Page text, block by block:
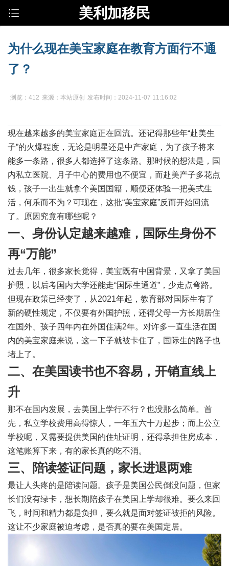
美利加移民
为什么现在美宝家庭在教育方面行不通
了？
浏览：412 来源：本站原创 发布时间：2024-11-07 11:16:02
现在越来越多的美宝家庭正在回流。还记得那些年“赴美生
子”的火爆程度，无论是明星还是中产家庭，为了孩子将来
能多一条路，很多人都选择了这条路。那时候的想法是，国
内私立医院、月子中心的费用也不便宜，而赴美产子多花点
钱，孩子一出生就拿个美国国籍，顺便还体验一把美式生
活，何乐而不为？可现在，这批“美宝家庭”反而开始回流
了。原因究竟有哪些呢？
一、身份认定越来越难，国际生身份不
再“万能”
过去几年，很多家长觉得，美宝既有中国背景，又拿了美国
护照，以后考国内大学还能走“国际生通道”，少走点弯路。
但现在政策已经变了，从2021年起，教育部对国际生有了
新的硬性规定，不仅要有外国护照，还得父母一方长期居住
在国外、孩子四年内在外国住满2年。对许多一直生活在国
内的美宝家庭来说，这一下子就被卡住了，国际生的路子也
堵上了。
二、在美国读书也不容易，开销直线上
升
那不在国内发展，去美国上学行不行？也没那么简单。首
先，私立学校费用高得惊人，一年五六十万起步；而上公立
学校呢，又需要提供美国的住址证明，还得承担住房成本，
这笔账算下来，有的家长真的吃不消。
三、陪读签证问题，家长进退两难
最让人头疼的是陪读问题。孩子是美国公民倒没问题，但家
长们没有绿卡，想长期陪孩子在美国上学却很难。要么来回
飞，时间和精力都是负担，要么就是面对签证被拒的风险。
这让不少家庭被迫考虑，是否真的要在美国定居。